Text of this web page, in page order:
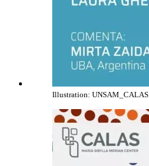
Illustration: UNSAM_CALAS